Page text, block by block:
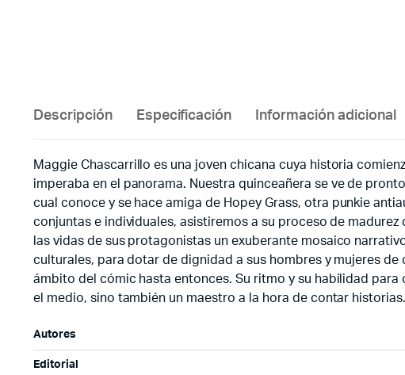
Descripción Especificación Información adicional
Maggie Chascarrillo es una joven chicana cuya historia
imperaba en el panorama. Nuestra quinceañera se ve de
cual conoce y se hace amiga de Hopey Grass, otra punkie
conjuntas e individuales, asistiremos a su proceso de
las vidas de sus protagonistas un exuberante mosaico
culturales, para dotar de dignidad a sus hombres y mujeres
ámbito del cómic hasta entonces. Su ritmo y su habilidad
el medio, sino también un maestro a la hora de contar historias.
Autores
Editorial